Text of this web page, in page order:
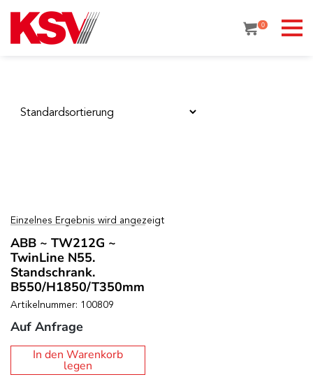
content
0
Einzelnes Ergebnis wird angezeigt
ABB ~ TW212G ~
TwinLine N55.
Standschrank.
B550/H1850/T350mm
Artikelnummer: 100809
Auf Anfrage
In den Warenkorb
legen